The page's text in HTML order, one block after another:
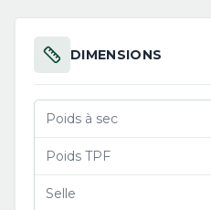
DIMENSIONS
Poids à sec
Poids TPF
Selle